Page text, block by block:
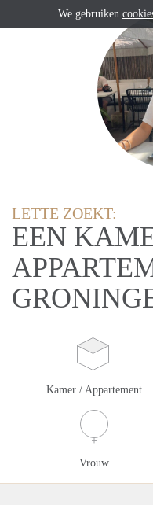
LETTE ZOEKT:
EEN
Kamer / Appartement
Vrouw
We gebruiken